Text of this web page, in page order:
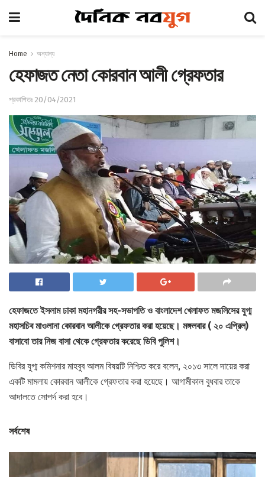
Home অন্যান্য
হেফাজত নেতা কোরবান আলী গ্রেফতার
প্রকাশিতঃ 20/04/2021
হেফাজতে ইসলাম ঢাকা মহানগরীর সহ-সভাপতি ও বাংলাদেশ খেলাফত মজলিসের যুগ্ম
মহাসচিব মাওলানা কোরবান আলীকে গ্রেফতার করা হয়েছে। মঙ্গলবার ( ২০ এপ্রিল)
বাসাবো তার নিজ বাসা থেকে গ্রেফতার করেছে ডিবি পুলিশ।
ডিবির যুগ্ম কমিশনার মাহবুব আলম বিষয়টি নিশ্চিত করে বলেন, ২০১৩ সালে দায়ের করা
একটি মামলায় কোরবান আলীকে গ্রেফতার করা হয়েছে। আগামীকাল বুধবার তাকে
আদালতে সোপর্দ করা হবে।
সর্বশেষ